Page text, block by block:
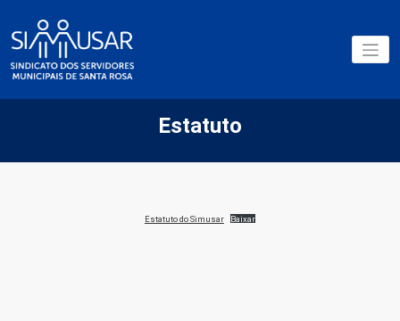
conteúdo
Sindicatos dos Servidores
Estatuto
Estatuto do Simusar Baixar